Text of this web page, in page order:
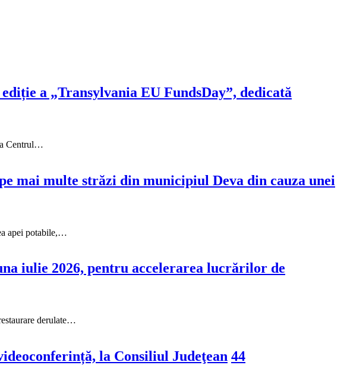
a „Transylvania EU FundsDay”, dedicată
Centrul…
mai multe străzi din municipiul Deva din cauza unei
apei potabile,…
iulie 2026, pentru accelerarea lucrărilor de
derulate…
la Consiliul Judeţean 44